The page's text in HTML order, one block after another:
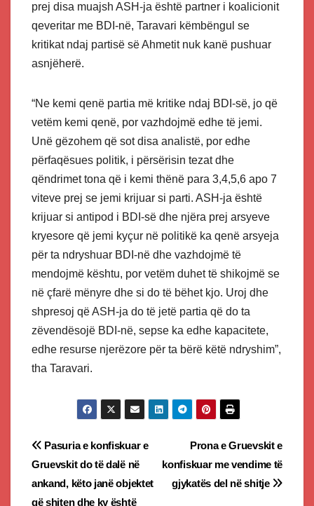
prej disa muajsh ASH-ja është partner i koalicionit
qeveritar me BDI-në, Taravari këmbëngul se
kritikat ndaj partisë së Ahmetit nuk kanë pushuar
asnjëherë.
“Ne kemi qenë partia më kritike ndaj BDI-së, jo që
vetëm kemi qenë, por vazhdojmë edhe të jemi.
Unë gëzohem që sot disa analistë, por edhe
përfaqësues politik, i përsërisin tezat dhe
qëndrimet tona që i kemi thënë para 3,4,5,6 apo 7
viteve prej se jemi krijuar si parti. ASH-ja është
krijuar si antipod i BDI-së dhe njëra prej arsyeve
kryesore që jemi kyçur në politikë ka qenë arsyeja
për ta ndryshuar BDI-në dhe vazhdojmë të
mendojmë kështu, por vetëm duhet të shikojmë se
në çfarë mënyre dhe si do të bëhet kjo. Uroj dhe
shpresoj që ASH-ja do të jetë partia që do ta
zëvendësojë BDI-në, sepse ka edhe kapacitete,
edhe resurse njerëzore për ta bërë këtë ndryshim”,
tha Taravari.
Post
navigation
Prona e Gruevskit e
konfiskuar me vendime të
gjykatës del në shitje
Pasuria e konfiskuar e
Gruevskit do të dalë në
ankand, këto janë objektet
që shiten dhe ky është